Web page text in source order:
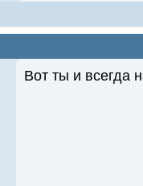
Вот ты и всегда